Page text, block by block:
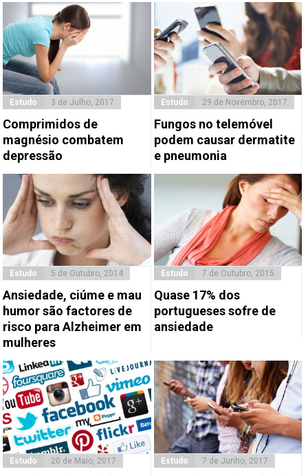
Estudo 3 de Julho, 2017
Comprimidos de
magnésio combatem
depressão
Estudo 29 de Novembro, 2017
Fungos no telemóvel
podem causar dermatite
e pneumonia
Estudo 5 de Outubro, 2014
Ansiedade, ciúme e mau
humor são factores de
risco para Alzheimer em
mulheres
Estudo 7 de Outubro, 2015
Quase 17% dos
portugueses sofre de
ansiedade
Estudo 20 de Maio, 2017 Estudo 7 de Junho, 2017